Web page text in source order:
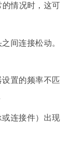
情况时，这可
间连接松动。
置的频率不匹
连接件）出现